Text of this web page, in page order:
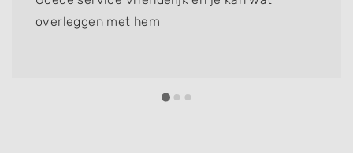
overleggen met hem